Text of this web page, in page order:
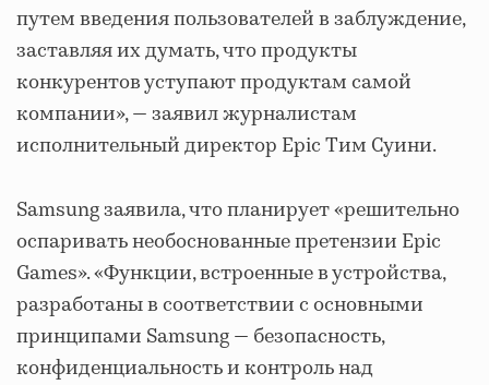
путем введения пользователей в заблуждение,
заставляя их думать, что продукты
конкурентов уступают продуктам самой
компании», — заявил журналистам
исполнительный директор Epic Тим Суини.
Samsung заявила, что планирует «решительно
оспаривать необоснованные претензии Epic
Games». «Функции, встроенные в устройства,
разработаны в соответствии с основными
принципами Samsung — безопасность,
конфиденциальность и контроль над